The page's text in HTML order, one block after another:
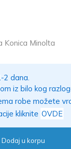
Konica Minolta
2 dana.
iz bilo kog
robe možete
kliknite OVDE
Dodaj u korpu